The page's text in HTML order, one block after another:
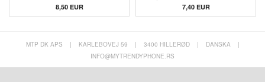
8,50 EUR 7,40 EUR
MTP DK APS | KARLEBOVEJ 59 | 3400 HILLERØD | DANSKA
|
INFO@MYTRENDYPHONE.RS